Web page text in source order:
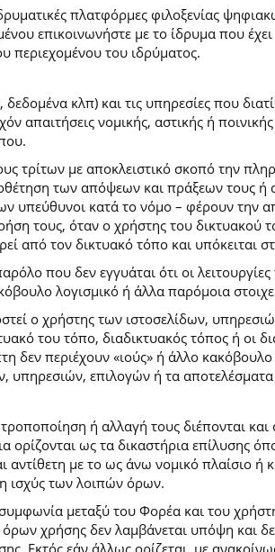
πλατφόρμες φιλοξενίας
επικοινωνήστε με το ίδρυμα που
περιεχομένου του ιδρύματος.
κλπ) και τις υπηρεσίες που
νομικής, αστικής ή
τρίτων με αποκλειστικό σκοπό την
των απόψεων και πράξεων τους ή
υπεύθυνοι κατά το νόμο – φέρουν την
τους, όταν ο χρήστης του
από τον δικτυακό τόπο και υπόκειται
που δεν εγγυάται ότι οι
λογισμικό ή άλλα παρόμοια
ο χρήστης των ιστοσελίδων,
του τόπο, διαδικτυακός τόπος ή οι
δεν περιέχουν «ιούς» ή άλλο
υπηρεσιών, επιλογών ή τα
ή αλλαγή τους διέπονται
ορίζονται ως τα δικαστήρια επίλυσης
με το ως άνω νομικό πλαίσιο ή
ισχύς των λοιπών όρων.
μεταξύ του Φορέα και του
χρήσης δεν λαμβάνεται υπόψη και